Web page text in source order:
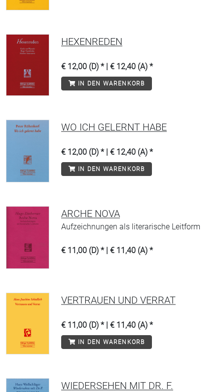
HEXENREDEN
€ 12,00 (D) * | € 12,40 (A) *
IN DEN WARENKORB
WO ICH GELERNT HABE
€ 12,00 (D) * | € 12,40 (A) *
IN DEN WARENKORB
ARCHE NOVA
Aufzeichnungen als literarische Leitform
€ 11,00 (D) * | € 11,40 (A) *
VERTRAUEN UND VERRAT
€ 11,00 (D) * | € 11,40 (A) *
IN DEN WARENKORB
WIEDERSEHEN MIT DR. F.